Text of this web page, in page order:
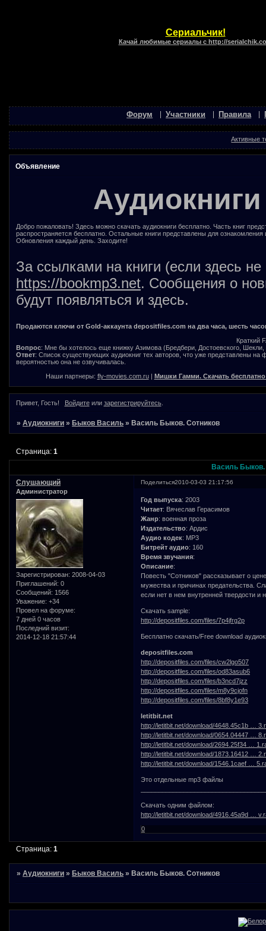
Сериальчик!
Качай любимые сериалы с http://
Форум Участники Правила
Активные
Объявление
Добро пожаловать! Здесь можно скачать аудиокниги бесплатно. Часть книг
распространяется бесплатно. Остальные книги представлены для
Обновления каждый день. Заходите!
За ссылками на книги (если здесь
https://bookmp3.net. Сообщения о
будут появляться и здесь.
Продаются ключи от Gold-аккаунта depositfiles.com на два часа, шесть
Краткий
Вопрос: Мне бы хотелось еще книжку Азимова (Бредбери, Достоевского, Шекли,
Ответ: Список существующих аудиокниг тех авторов, что уже представлены на
вероятностью она не озвучивалась.
Наши партнеры: fly-movies.com.ru| Мишки Гамми. Скачать
Привет, Гость! Войдитеили зарегистрируйтесь.
»Аудиокниги » Быков Василь » Василь Быков. Сотников
Василь Быков.
Страница:1
Поделиться2010-03-03 21:17:56
Слушающий
Администратор
Зарегистрирован: 2008-04-03
Приглашений: 0
Сообщений: 1566
Уважение: +34
Провел на форуме:
7 дней 0 часов
Последний визит:
2014-12-18 21:57:44
Год выпуска: 2003
Читает: Вячеслав Герасимов
Жанр: военная проза
Издательство: Ардис
Аудио кодек: MP3
Битрейт аудио: 160
Время звучания:
Описание:
Повесть "Сотников" рассказывает о
мужества и причинах предательства.
если нет в нем внутренней твердости и
Скачать sample:
http://depositfiles.com/files/7p4jfrg2p
Бесплатно скачать/Free download
depositfiles.com
http://depositfiles.com/files/cw2lgo507
http://depositfiles.com/files/od83asub6
http://depositfiles.com/files/b3ncd7jzz
http://depositfiles.com/files/m8y9cjofn
http://depositfiles.com/files/8bf8y1e93
letitbit.net
http://letitbit.net/download/4648.45c1b …
http://letitbit.net/download/0654.04447 …
http://letitbit.net/download/2694.25f34 …
http://letitbit.net/download/1873.16412 …
http://letitbit.net/download/1546.1caef …
Это отдельные mp3 файлы
Скачать одним файлом:
http://letitbit.net/download/4916.45a9d …
0
Страница:1
»Аудиокниги » Быков Василь » Василь Быков. Сотников